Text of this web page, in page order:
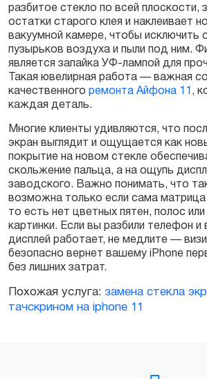
разбитое стекло по всей плоскости,
остатки старого клея и наклеивает
вакуумной камере, чтобы исключить
пузырьков воздуха и пыли под ним.
является запайка УФ-лампой для
Такая ювелирная работа — важная
качественного ремонта Айфона 11 ,
каждая деталь.
Многие клиенты удивляются, что
экран выглядит и ощущается как
покрытие на новом стекле
скольжение пальца, а на ощупь
заводского. Важно понимать, что
возможна только если сама
то есть нет цветных пятен, полос или
картинки. Если вы разбили телефон и
дисплей работает, не медлите —
безопасно вернет вашему iPhone
без лишних затрат.
Похожая услуга: замена стекла
тачскрином на iphone 11